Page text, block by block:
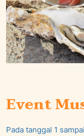
Event
Pada tanggal 1